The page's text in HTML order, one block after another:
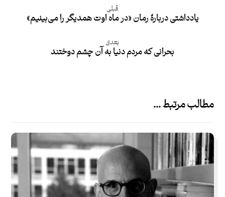
قبلی
یادداشتی دربارۀ رمان «در ماه اوت همدیگر را می‌بینیم»
بعدی
بحرانی که مردم دنیا به آن چشم دوختند
مطالب مرتبط ...